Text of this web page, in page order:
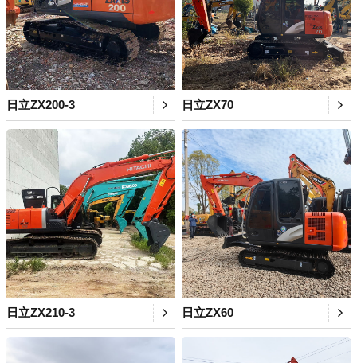
日立ZX200-3 日立ZX70
日立ZX210-3 日立ZX60